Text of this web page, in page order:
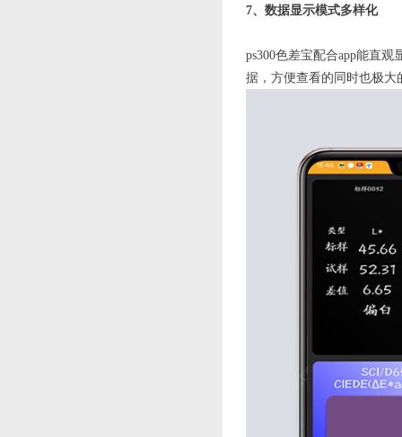
7、数据显示模式多样化
ps300色差宝配合app能直观
据，方便查看的同时也极